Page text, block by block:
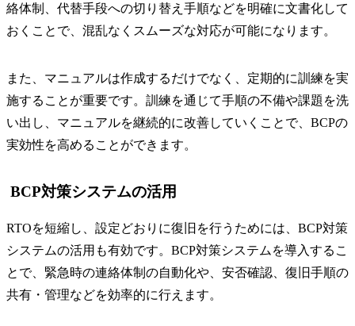
絡体制、代替手段への切り替え手順などを明確に文書化して
おくことで、混乱なくスムーズな対応が可能になります。
また、マニュアルは作成するだけでなく、定期的に訓練を実
施することが重要です。訓練を通じて手順の不備や課題を洗
い出し、マニュアルを継続的に改善していくことで、BCPの
実効性を高めることができます。
BCP対策システムの活用
RTOを短縮し、設定どおりに復旧を行うためには、BCP対策
システムの活用も有効です。BCP対策システムを導入するこ
とで、緊急時の連絡体制の自動化や、安否確認、復旧手順の
共有・管理などを効率的に行えます。